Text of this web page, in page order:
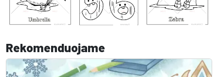
Rekomenduojame